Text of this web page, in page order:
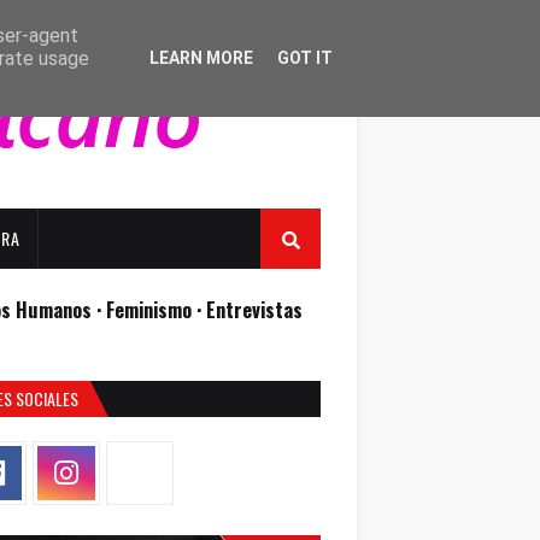
Humanos · Feminismo · Entrevistas
SOCIALES
agent
usage
LEARN MORE GOT IT